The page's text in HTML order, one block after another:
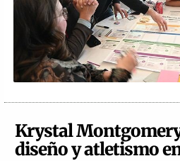
Krystal
diseño y atletismo